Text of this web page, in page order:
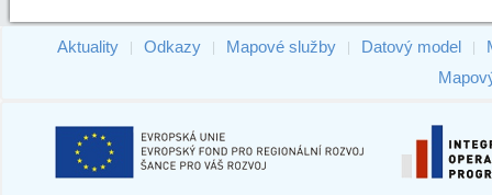
Aktuality Odkazy Mapové služby Datový model